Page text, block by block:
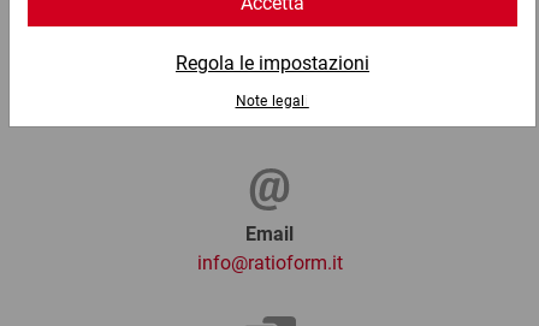
Telefono
02 9066 221
Email
info@ratioform.it